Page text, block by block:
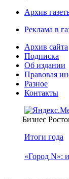
Архив
Реклама в
Архив сайта
Подписка
Об издании
Правовая
Разное
Контакты
Бизнес
Итоги года
«Город N»: